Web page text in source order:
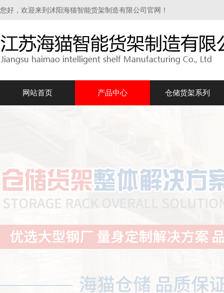
您好，欢迎来到沭阳海猫智能货架制造有限公司官网！
网站首页 产品中心 仓储货架系列